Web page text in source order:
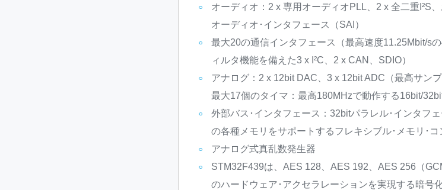
オーディオ：2 x 専用オーディオPLL、2 x 全二重I²S
オーディオ･インタフェース（SAI）
最大20の通信インタフェース（最高速度11.25Mbit/s
ィルタ機能を備えた3 x I²C、2 x CAN、SDIO）
アナログ：2 x 12bit DAC、3 x 12bit ADC（最高サン
最大17個のタイマ：最高180MHzで動作する16bit/
外部バス･インタフェース：32bitパラレル･インタフ
の各種メモリをサポートするフレキシブル･メモリ･
アナログ式真乱数発生器
STM32F439は、AES 128、AES 192、AES 256（
のハードウェア･アクセラレーションを実現する暗号